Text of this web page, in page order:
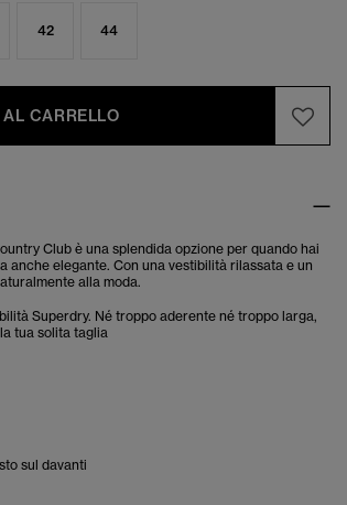
42 44
CARRELLO
Club è una splendida opzione per quando hai
anche elegante. Con una vestibilità rilassata e un
alla moda.
Superdry. Né troppo aderente né troppo larga,
tua solita taglia
sul davanti